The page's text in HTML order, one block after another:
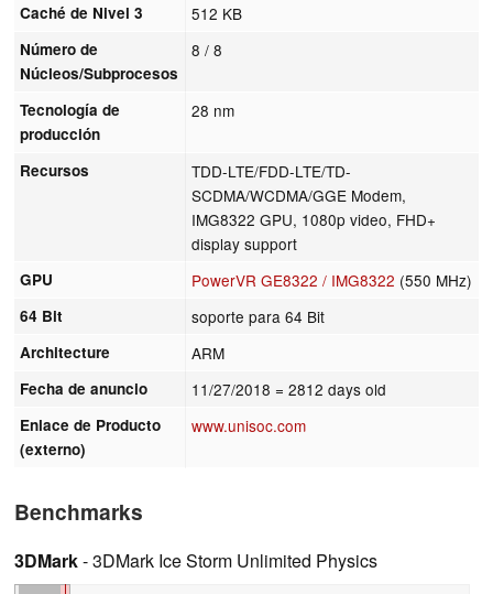
Caché de Nivel 3 512 KB
Número de
Núcleos/Subprocesos
8 / 8
Tecnología de
producción
28 nm
Recursos
TDD-LTE/FDD-LTE/TD-
SCDMA/WCDMA/GGE Modem,
IMG8322 GPU, 1080p video, FHD+
display support
GPU PowerVR GE8322 / IMG8322 (550 MHz)
64 Bit soporte para 64 Bit
Architecture ARM
Fecha de anuncio 11/27/2018 = 2812 days old
Enlace de Producto
(externo)
www.unisoc.com
Benchmarks
3DMark- 3DMark Ice Storm Unlimited Physics